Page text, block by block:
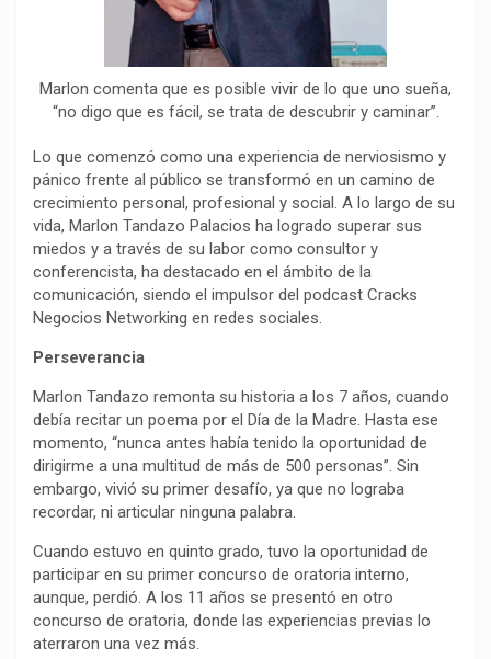
Marlon comenta que es posible vivir de lo que uno sueña,
“no digo que es fácil, se trata de descubrir y caminar”.
Lo que comenzó como una experiencia de nerviosismo y
pánico frente al público se transformó en un camino de
crecimiento personal, profesional y social. A lo largo de su
vida, Marlon Tandazo Palacios ha logrado superar sus
miedos y a través de su labor como consultor y
conferencista, ha destacado en el ámbito de la
comunicación, siendo el impulsor del podcast Cracks
Negocios Networking en redes sociales.
Perseverancia
Marlon Tandazo remonta su historia a los 7 años, cuando
debía recitar un poema por el Día de la Madre. Hasta ese
momento, “nunca antes había tenido la oportunidad de
dirigirme a una multitud de más de 500 personas”. Sin
embargo, vivió su primer desafío, ya que no lograba
recordar, ni articular ninguna palabra.
Cuando estuvo en quinto grado, tuvo la oportunidad de
participar en su primer concurso de oratoria interno,
aunque, perdió. A los 11 años se presentó en otro
concurso de oratoria, donde las experiencias previas lo
aterraron una vez más.